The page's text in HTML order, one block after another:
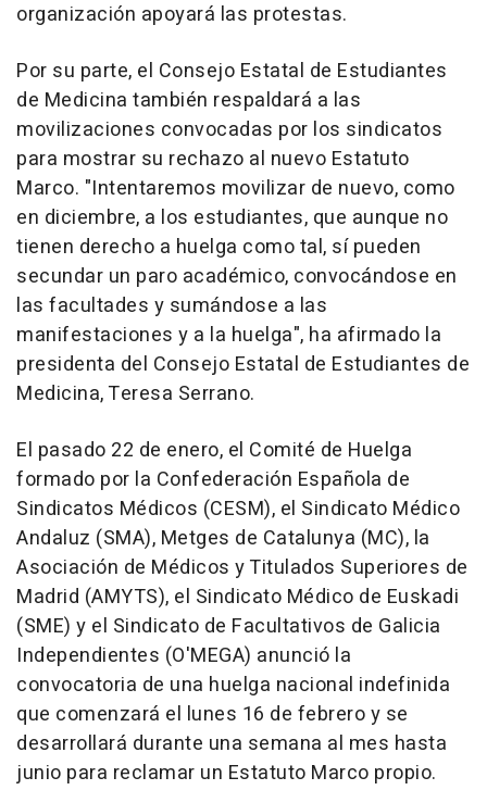
organización apoyará las protestas.
Por su parte, el Consejo Estatal de Estudiantes
de Medicina también respaldará a las
movilizaciones convocadas por los sindicatos
para mostrar su rechazo al nuevo Estatuto
Marco. "Intentaremos movilizar de nuevo, como
en diciembre, a los estudiantes, que aunque no
tienen derecho a huelga como tal, sí pueden
secundar un paro académico, convocándose en
las facultades y sumándose a las
manifestaciones y a la huelga", ha afirmado la
presidenta del Consejo Estatal de Estudiantes de
Medicina, Teresa Serrano.
El pasado 22 de enero, el Comité de Huelga
formado por la Confederación Española de
Sindicatos Médicos (CESM), el Sindicato Médico
Andaluz (SMA), Metges de Catalunya (MC), la
Asociación de Médicos y Titulados Superiores de
Madrid (AMYTS), el Sindicato Médico de Euskadi
(SME) y el Sindicato de Facultativos de Galicia
Independientes (O'MEGA) anunció la
convocatoria de una huelga nacional indefinida
que comenzará el lunes 16 de febrero y se
desarrollará durante una semana al mes hasta
junio para reclamar un Estatuto Marco propio.